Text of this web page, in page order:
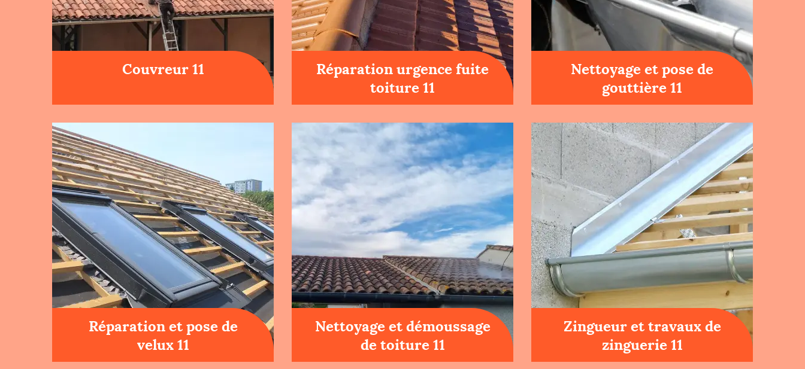
Couvreur 11
Réparation urgence fuite
toiture 11
Nettoyage et pose de
gouttière 11
Réparation et pose de
velux 11
Nettoyage et démoussage
de toiture 11
Zingueur et travaux de
zinguerie 11